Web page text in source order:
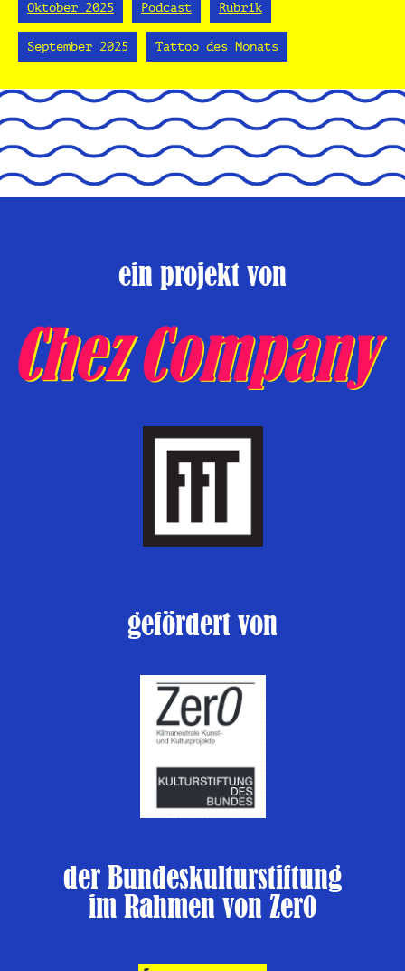
Oktober 2025 Podcast Rubrik
September 2025 Tattoo des Monats
ein projekt von
gefördert von
der Bundeskulturstiftung
im Rahmen von Zer0